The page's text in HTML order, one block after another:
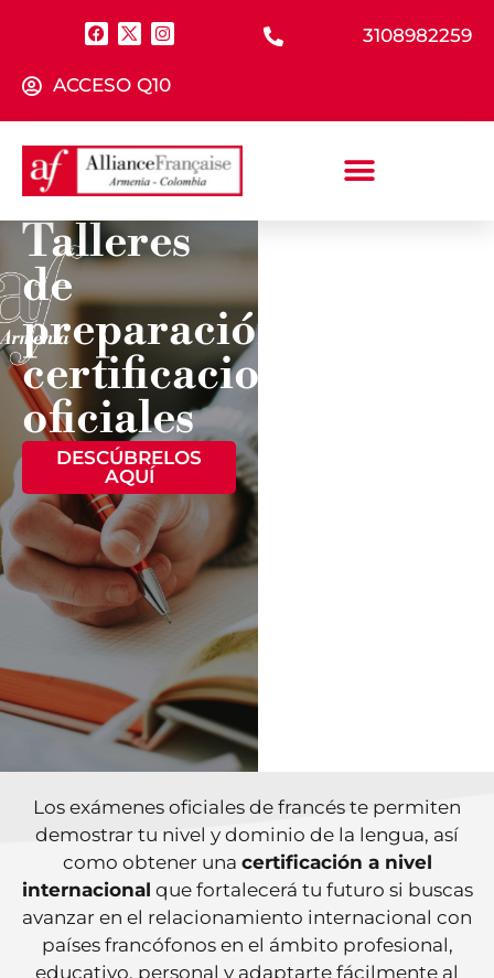
3108982259
ACCESO Q10
Talleres
de
preparación
certificaciones
oficiales
DESCÚBRELOS
AQUÍ
Los exámenes oficiales de francés te permiten
demostrar tu nivel y dominio de la lengua, así
como obtener una certificación a nivel
internacional que fortalecerá tu futuro si buscas
avanzar en el relacionamiento internacional con
países francófonos en el ámbito profesional,
educativo, personal y adaptarte fácilmente al